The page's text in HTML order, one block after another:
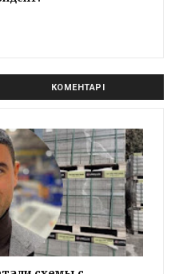
КОМЕНТАРІ